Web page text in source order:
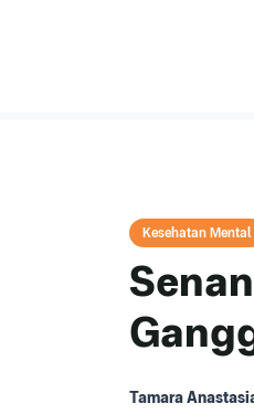
Kesehatan Mental
Tamara